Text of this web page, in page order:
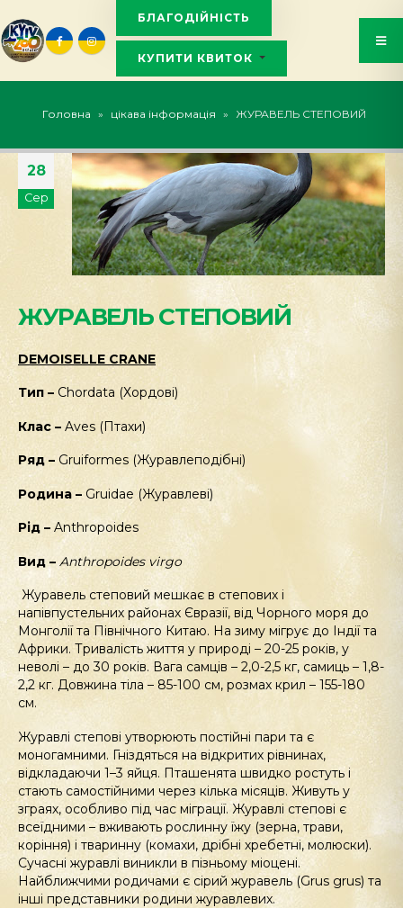
БЛАГОДІЙНІСТЬ
КУПИТИ КВИТОК
Головна » цікава інформація » ЖУРАВЕЛЬ СТЕПОВИЙ
28
Сер
ЖУРАВЕЛЬ СТЕПОВИЙ
DEMOISELLE CRANE
Тип – Chordata (Хордові)
Клас – Aves (Птахи)
Ряд – Gruiformes (Журавлеподібні)
Родина – Gruidae (Журавлеві)
Рід – Anthropoides
Вид – Anthropoides virgo
Журавель степовий мешкає в степових і
напівпустельних районах Євразії, від Чорного моря до
Монголії та Північного Китаю. На зиму мігрує до Індії та
Африки. Тривалість життя у природі – 20-25 років, у
неволі – до 30 років. Вага самців – 2,0-2,5 кг, самиць – 1,8-
2,2 кг. Довжина тіла – 85-100 см, розмах крил – 155-180
см.
Журавлі степові утворюють постійні пари та є
моногамними. Гніздяться на відкритих рівнинах,
відкладаючи 1–3 яйця. Пташенята швидко ростуть і
стають самостійними через кілька місяців. Живуть у
зграях, особливо під час міграції. Журавлі степові є
всеїдними – вживають рослинну їжу (зерна, трави,
коріння) і тваринну (комахи, дрібні хребетні, молюски).
Сучасні журавлі виникли в пізньому міоцені.
Найближчими родичами є сірий журавель (Grus grus) та
інші представники родини журавлевих.